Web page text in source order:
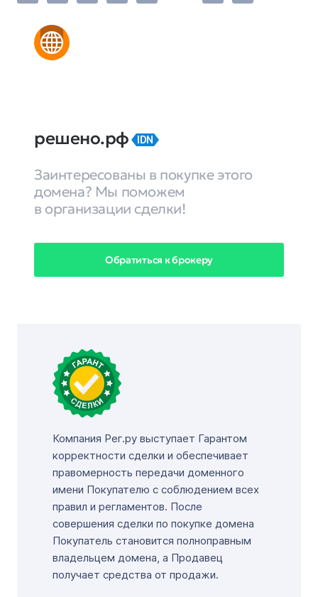
решено.рф IDN
Заинтересованы в покупке этого
домена? Мы поможем
в организации сделки!
Обратиться к брокеру
Компания Рег.ру выступает Гарантом
корректности сделки и обеспечивает
правомерность передачи доменного
имени Покупателю с соблюдением всех
правил и регламентов. После
совершения сделки по покупке домена
Покупатель становится полноправным
владельцем домена, а Продавец
получает средства от продажи.